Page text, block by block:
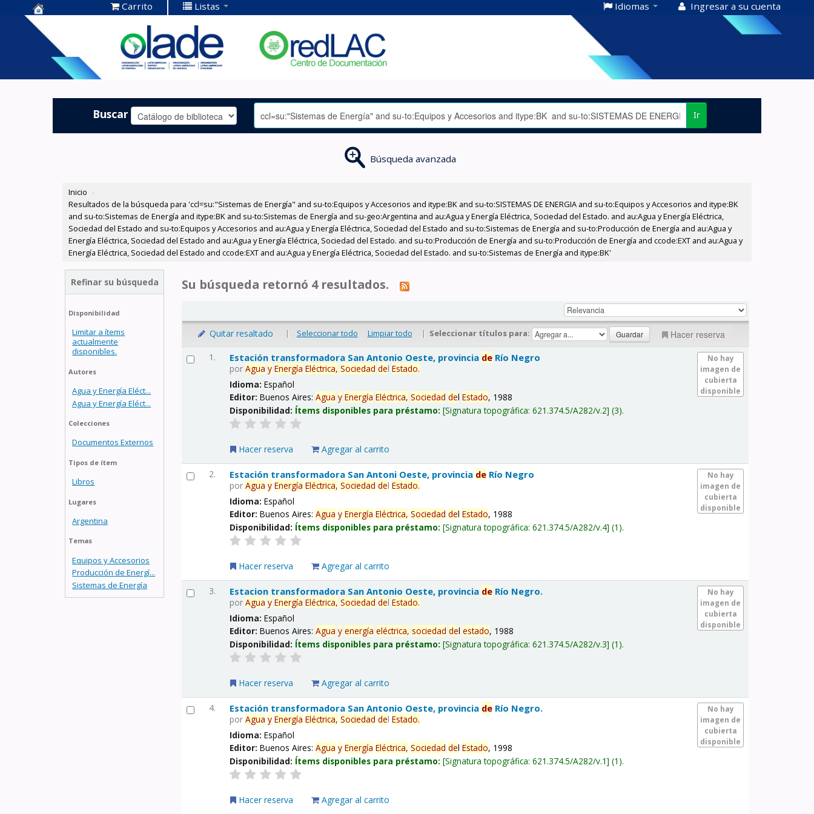
Centro de
Documentación
OLADE -
Carrito Listas Idiomas Ingresar a su cuenta
Buscar Ir
Búsqueda avanzada
Inicio ›
Resultados de la búsqueda para 'ccl=su:"Sistemas de Energía" and su-to:Equipos y Accesorios and itype:BK and su-to:SISTEMAS DE ENERGIA and su-to:Equipos y Accesorios and itype:BK
and su-to:Sistemas de Energía and itype:BK and su-to:Sistemas de Energía and su-geo:Argentina and au:Agua y Energía Eléctrica, Sociedad del Estado. and au:Agua y Energía Eléctrica,
Sociedad del Estado and su-to:Equipos y Accesorios and au:Agua y Energía Eléctrica, Sociedad del Estado and su-to:Sistemas de Energía and su-to:Producción de Energía and au:Agua y
Energía Eléctrica, Sociedad del Estado and au:Agua y Energía Eléctrica, Sociedad del Estado. and su-to:Producción de Energía and su-to:Producción de Energía and ccode:EXT and au:Agua y
Energía Eléctrica, Sociedad del Estado and ccode:EXT and au:Agua y Energía Eléctrica, Sociedad del Estado. and su-to:Sistemas de Energía and itype:BK'
Refinar su búsqueda
Disponibilidad
Limitar a ítems
actualmente
disponibles.
Autores
Agua y Energía Eléct...
Agua y Energía Eléct...
Colecciones
Documentos Externos
Tipos de ítem
Libros
Lugares
Argentina
Temas
Equipos y Accesorios
Producción de Energí...
Sistemas de Energía
Su búsqueda retornó 4 resultados.
Quitar resaltado | Seleccionar todo Limpiar todo | Seleccionar títulos para: Hacer reserva
1.
No hay
imagen de
cubierta
disponible
Estación transformadora San Antonio Oeste, provincia de Río Negro
porAgua y Energía Eléctrica, Sociedad delEstado.
Idioma:Español
Editor:Buenos Aires:Agua y Energía Eléctrica, Sociedad delEstado, 1988
Disponibilidad: Ítems disponibles para préstamo: Signatura topográfica:621.374.5/A282/v.2 (3).
Hacer reserva Agregar al carrito
2.
No hay
imagen de
cubierta
disponible
Estación transformadora San Antoni Oeste, provincia de Río Negro
porAgua y Energía Eléctrica, Sociedad delEstado.
Idioma:Español
Editor:Buenos Aires:Agua y Energía Eléctrica, Sociedad delEstado, 1988
Disponibilidad: Ítems disponibles para préstamo: Signatura topográfica:621.374.5/A282/v.4 (1).
Hacer reserva Agregar al carrito
3.
No hay
imagen de
cubierta
disponible
Estacion transformadora San Antonio Oeste, provincia de Río Negro.
porAgua y Energía Eléctrica, Sociedad delEstado.
Idioma:Español
Editor:Buenos Aires:Agua y energía eléctrica, sociedad delestado, 1988
Disponibilidad: Ítems disponibles para préstamo: Signatura topográfica:621.374.5/A282/v.3 (1).
Hacer reserva Agregar al carrito
4.
No hay
imagen de
cubierta
disponible
Estación transformadora San Antonio Oeste, provincia de Río Negro.
porAgua y Energía Eléctrica, Sociedad delEstado.
Idioma:Español
Editor:Buenos Aires:Agua y Energía Eléctrica, Sociedad delEstado, 1998
Disponibilidad: Ítems disponibles para préstamo: Signatura topográfica:621.374.5/A282/v.1 (1).
Hacer reserva Agregar al carrito